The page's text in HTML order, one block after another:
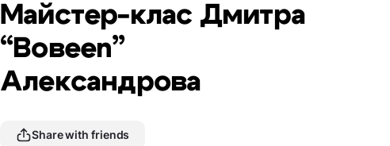
Майстер-клас Дмитра
“Вовееn”
Александрова
Share with friends